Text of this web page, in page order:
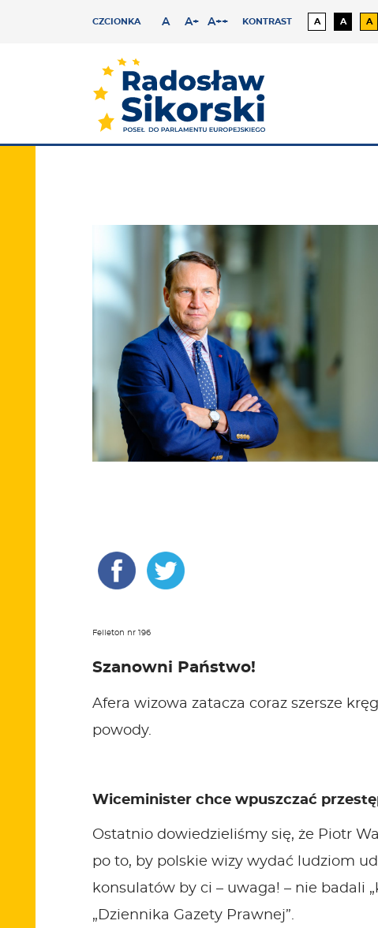
CZCIONKA Czcionka lekko powiększona
A Czcionka średnia
A+ Czcionka duża
A++ KONTRAST Kontrast
A A A
Felieton nr 196
Szanowni Państwo!
Afera wizowa zatacza coraz szersze
powody.
Wiceminister chce wpuszczać
Ostatnio dowiedzieliśmy się, że Piotr
po to, by polskie wizy wydać ludziom
konsulatów by ci – uwaga! – nie badali
„Dziennika Gazety Prawnej”.